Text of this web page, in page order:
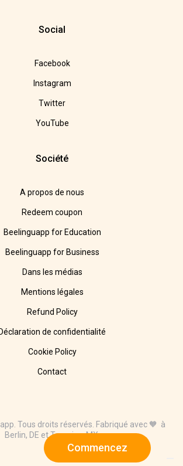
Commencez
Social
Facebook
Instagram
Twitter
YouTube
Société
A propos de nous
Redeem coupon
Beelinguapp for Education
Beelinguapp for Business
Dans les médias
Mentions légales
Refund Policy
Déclaration de confidentialité
Cookie Policy
Contact
Tous droits réservés. Fabriqué avec 🧡 à
Berlin, DE et Tampico, MX.